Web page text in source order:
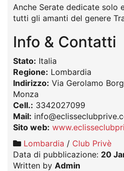
Anche Serate dedicate solo
tutti gli amanti del genere
Info & Contatti
Stato: Italia
Regione: Lombardia
Indirizzo: Via Gerolamo
Monza
Cell.: 3342027099
Mail:
Sito web:
Lombardia / Club Privè
Data di pubblicazione: 20
Written by Admin